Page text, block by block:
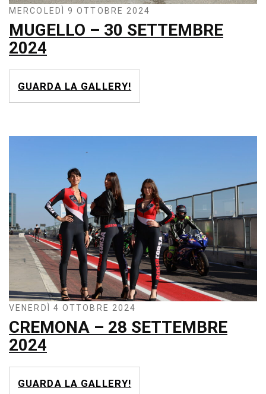
MERCOLEDÌ 9 OTTOBRE 2024
MUGELLO – 30 SETTEMBRE
2024
GUARDA LA GALLERY!
VENERDÌ 4 OTTOBRE 2024
CREMONA – 28 SETTEMBRE
2024
GUARDA LA GALLERY!